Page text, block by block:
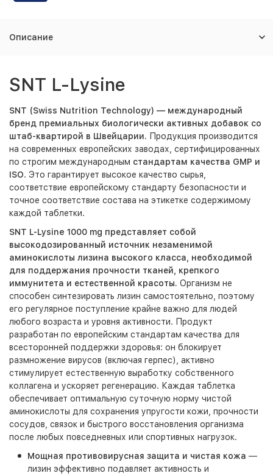
Описание
SNT L-Lysine
SNT (Swiss Nutrition Technology) — международный
бренд премиальных биологически активных добавок со
штаб-квартирой в Швейцарии. Продукция производится
на современных европейских заводах, сертифицированных
по строгим международным стандартам качества GMP и
ISO. Это гарантирует высокое качество сырья,
соответствие европейскому стандарту безопасности и
точное соответствие состава на этикетке содержимому
каждой таблетки.
SNT L-Lysine 1000 mg представляет собой
высокодозированный источник незаменимой
аминокислоты лизина высокого класса, необходимой
для поддержания прочности тканей, крепкого
иммунитета и естественной красоты. Организм не
способен синтезировать лизин самостоятельно, поэтому
его регулярное поступление крайне важно для людей
любого возраста и уровня активности. Продукт
разработан по европейским стандартам качества для
всесторонней поддержки здоровья: он блокирует
размножение вирусов (включая герпес), активно
стимулирует естественную выработку собственного
коллагена и ускоряет регенерацию. Каждая таблетка
обеспечивает оптимальную суточную норму чистой
аминокислоты для сохранения упругости кожи, прочности
сосудов, связок и быстрого восстановления организма
после любых повседневных или спортивных нагрузок.
Мощная противовирусная защита и чистая кожа —
лизин эффективно подавляет активность и